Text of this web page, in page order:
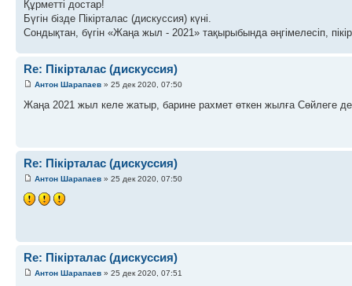
Құрметті достар!
Бүгін бізде Пікірталас (дискуссия) күні.
Сондықтан, бүгін «Жаңа жыл - 2021» тақырыбында әңгімелесіп,
Re: Пікірталас (дискуссия)
Антон Шарапаев » 25 дек 2020, 07:50
Жаңа 2021 жыл келе жатыр, барине рахмет өткен жылға Сөйлеге де
Re: Пікірталас (дискуссия)
Антон Шарапаев » 25 дек 2020, 07:50
Re: Пікірталас (дискуссия)
Антон Шарапаев » 25 дек 2020, 07:51